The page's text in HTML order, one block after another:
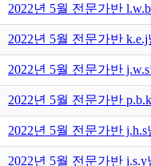
2022년 5월 전문가반
2022년 5월 전문가반
2022년 5월 전문가반
2022년 5월 전문가반
2022년 5월 전문가반
2022년 5월 전문가반